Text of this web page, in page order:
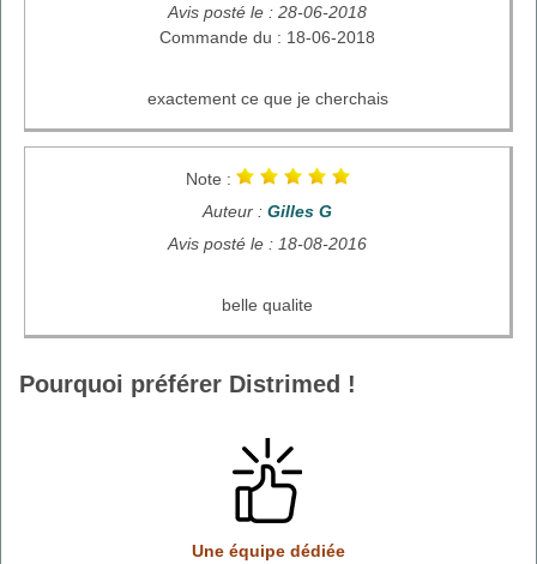
Avis posté le : 28-06-2018
Commande du : 18-06-2018
exactement ce que je cherchais
Note :
Auteur : Gilles G
Avis posté le : 18-08-2016
belle qualite
Pourquoi préférer Distrimed !
Une équipe dédiée